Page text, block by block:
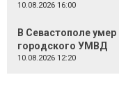
10.08.2026 16:00
В Севастополе
городского УМВД
10.08.2026 12:20